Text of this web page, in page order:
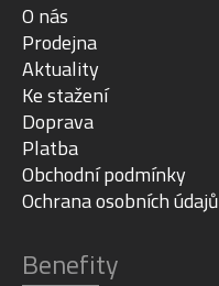
O nás
Prodejna
Aktuality
Ke stažení
Doprava
Platba
Obchodní podmínky
Ochrana osobních údajů
Benefity